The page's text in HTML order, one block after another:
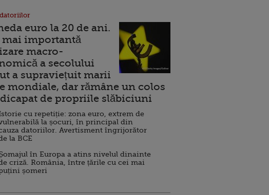
euro la 20 de ani.
mai importantă
macro-
a secolului
a supraviețuit marii
mondiale, dar rămâne un colos
de propriile slăbiciuni
cu repetiție: zona euro, extrem de
la șocuri, în principal din
datoriilor. Avertisment îngrijorător
la BCE
în Europa a atins nivelul dinainte
criză. România, între țările cu cei mai
șomeri